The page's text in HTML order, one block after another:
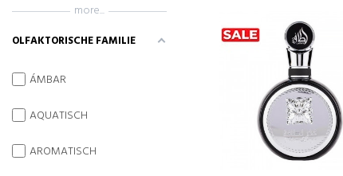
more...
OLFAKTORISCHE FAMILIE
ÁMBAR
AQUATISCH
AROMATISCH